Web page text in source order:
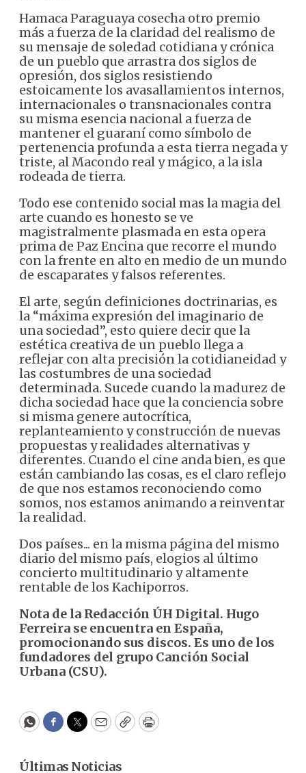
Hamaca Paraguaya cosecha otro premio
más a fuerza de la claridad del realismo de
su mensaje de soledad cotidiana y crónica
de un pueblo que arrastra dos siglos de
opresión, dos siglos resistiendo
estoicamente los avasallamientos internos,
internacionales o transnacionales contra
su misma esencia nacional a fuerza de
mantener el guaraní como símbolo de
pertenencia profunda a esta tierra negada y
triste, al Macondo real y mágico, a la isla
rodeada de tierra.
Todo ese contenido social mas la magia del
arte cuando es honesto se ve
magistralmente plasmada en esta opera
prima de Paz Encina que recorre el mundo
con la frente en alto en medio de un mundo
de escaparates y falsos referentes.
El arte, según definiciones doctrinarias, es
la “máxima expresión del imaginario de
una sociedad”, esto quiere decir que la
estética creativa de un pueblo llega a
reflejar con alta precisión la cotidianeidad y
las costumbres de una sociedad
determinada. Sucede cuando la madurez de
dicha sociedad hace que la conciencia sobre
si misma genere autocrítica,
replanteamiento y construcción de nuevas
propuestas y realidades alternativas y
diferentes. Cuando el cine anda bien, es que
están cambiando las cosas, es el claro reflejo
de que nos estamos reconociendo como
somos, nos estamos animando a reinventar
la realidad.
Dos países... en la misma página del mismo
diario del mismo país, elogios al último
concierto multitudinario y altamente
rentable de los Kachiporros.
Nota de la Redacción ÚH Digital. Hugo
Ferreira se encuentra en España,
promocionando sus discos. Es uno de los
fundadores del grupo Canción Social
Urbana (CSU).
WhatsApp
Facebook
Twitter
EmailCopyPrint
Últimas Noticias